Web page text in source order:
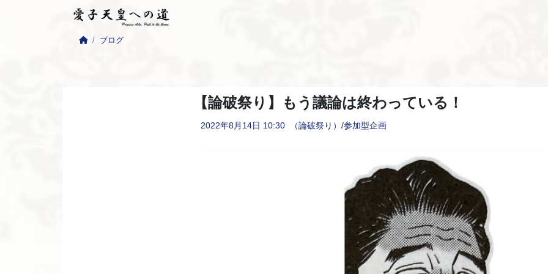
ブログ
【論破祭り】もう議論は終わっている！
2022年8月14日 10:30 （論破祭り） /参加型企画